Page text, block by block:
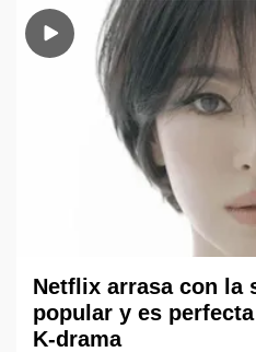
Netflix arrasa con la
popular y es
K-drama